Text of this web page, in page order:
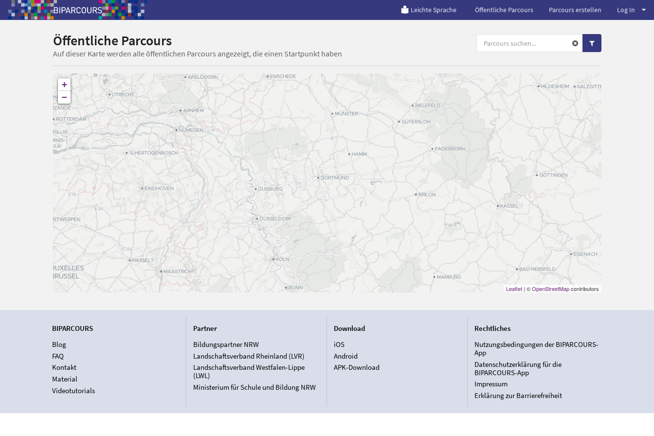
Leichte Sprache Öffentliche Parcours Parcours erstellen Log In
Öffentliche Parcours
Auf dieser Karte werden alle öffentlichen Parcours angezeigt, die einen Startpunkt haben
+
−
Leaflet| ©OpenStreetMapcontributors
BIPARCOURS
Blog
FAQ
Kontakt
Material
Videotutorials
Partner
Bildungspartner NRW
Landschaftsverband Rheinland (LVR)
Landschaftsverband Westfalen-Lippe
(LWL)
Ministerium für Schule und Bildung NRW
Download
iOS
Android
APK-Download
Rechtliches
Nutzungsbedingungen der BIPARCOURS-
App
Datenschutzerklärung für die
BIPARCOURS-App
Impressum
Erklärung zur Barrierefreiheit